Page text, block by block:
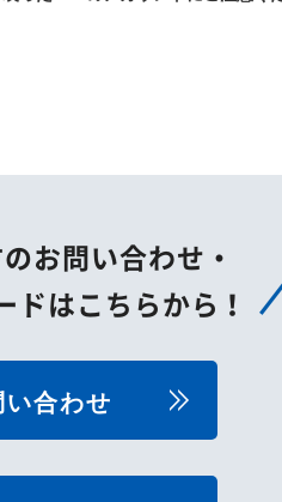
お問い合わせ・
ドはこちらから！
い合わせ